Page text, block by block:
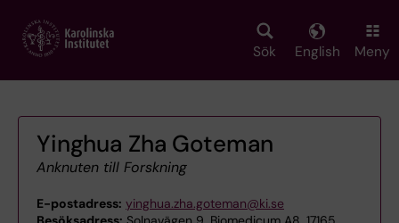
main
Sök English Meny
Yinghua Zha Goteman
Anknuten till Forskning
E-postadress: yinghua.zha.goteman@ki.se